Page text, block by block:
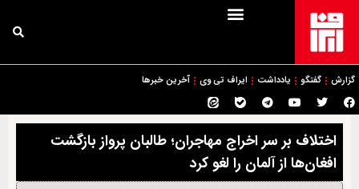
گزارش گفتگو یادداشت ایراف تی وی آخرین خبرها
اختلاف بر سر اخراج مهاجران؛ طالبان پرواز بازگشت
افغان‌ها از آلمان را لغو کرد